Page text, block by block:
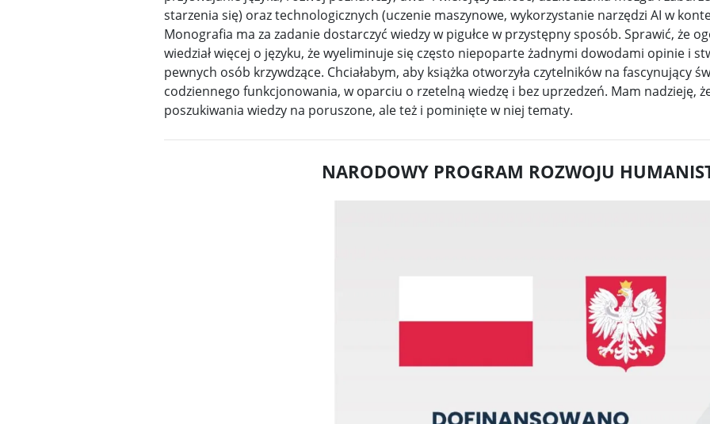
starzenia się) oraz technologicznych (uczenie maszynowe, wykorzystanie narzędzi AI w
Monografia ma za zadanie dostarczyć wiedzy w pigułce w przystępny sposób. Sprawić, że
wiedział więcej o języku, że wyeliminuje się często niepoparte żadnymi dowodami opinie i
pewnych osób krzywdzące. Chciałabym, aby książka otworzyła czytelników na fascynujący
codziennego funkcjonowania, w oparciu o rzetelną wiedzę i bez uprzedzeń. Mam nadzieję,
poszukiwania wiedzy na poruszone, ale też i pominięte w niej tematy.
NARODOWY PROGRAM ROZWOJU